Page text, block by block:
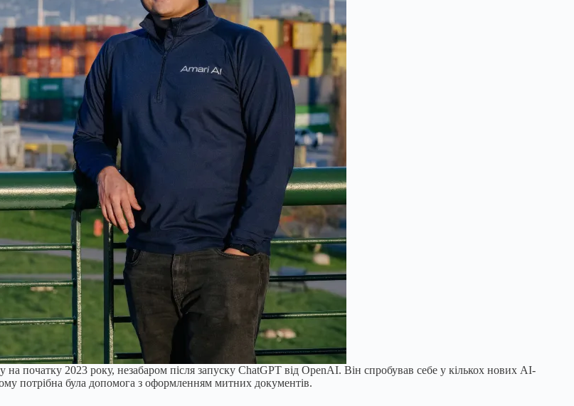
початку 2023 року, незабаром після запуску ChatGPT від OpenAI. Він спробував себе у кількох нових AI-
потрібна була допомога з оформленням митних документів.